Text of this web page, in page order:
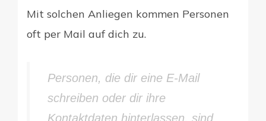
Mit solchen Anliegen kommen Personen
oft per Mail auf dich zu.
Personen, die dir eine E-Mail
schreiben oder dir ihre
Kontaktdaten hinterlassen, sind